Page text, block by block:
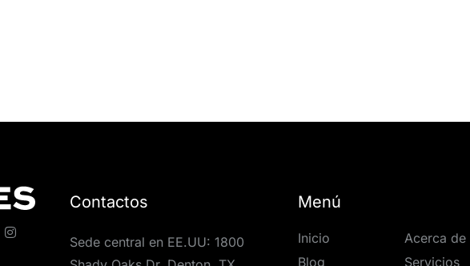
Contactos
Sede central en EE.UU: 1800
Menú
Inicio
Acerca de
Blog
Servicios